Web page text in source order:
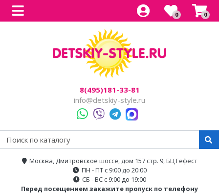
0 0
8(495)181-33-81
info@detskiy-style.ru
Москва, Дмитровское шоссе, дом 157 стр. 9, БЦ Гефест
ПН - ПТ с 9:00 до 20:00
СБ - ВС с 9:00 до 19:00
Перед посещением закажите пропуск по телефону
Багги
Мотоциклы
Для прогулок
Для бездорожья
Электроскутеры
Аксессуары
Детский электроснегокаты
Одноместные